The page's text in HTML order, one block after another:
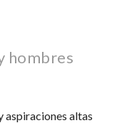
hombres
aspiraciones altas